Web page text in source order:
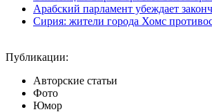
Арабский парламент убеждает
Сирия: жители города Хомс
Публикации:
Авторские статьи
Фото
Юмор